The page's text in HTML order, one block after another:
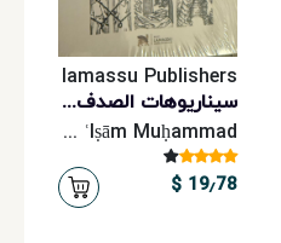
lamassu Publishers
سیناریوهات الصدف السییه
Marwa ʿIṣām Muḥammad
19٫78 $